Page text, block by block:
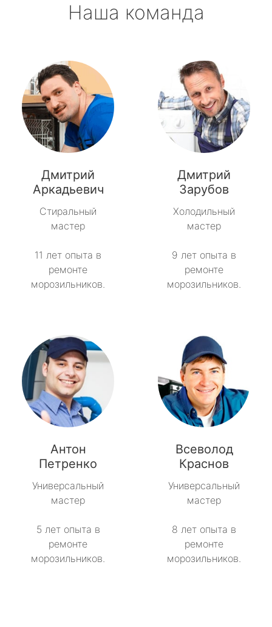
Наша команда
Дмитрий
Аркадьевич
Стиральный
мастер
11 лет опыта в
ремонте
морозильников.
Дмитрий
Зарубов
Холодильный
мастер
9 лет опыта в
ремонте
морозильников.
Антон
Петренко
Универсальный
мастер
5 лет опыта в
ремонте
морозильников.
Всеволод
Краснов
Универсальный
мастер
8 лет опыта в
ремонте
морозильников.